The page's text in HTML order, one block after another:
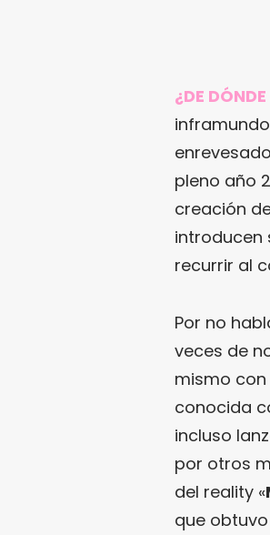
¿DE
pleno año
creación
introducen
recurrir al
Por no
veces de
mismo
conocida
incluso
por otros
del reality «
que